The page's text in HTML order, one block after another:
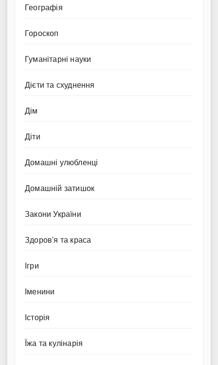
Географія
Гороскоп
Гуманітарні науки
Дієти та схуднення
Дім
Діти
Домашні улюбленці
Домашній затишок
Закони України
Здоров'я та краса
Ігри
Іменини
Історія
Їжа та кулінарія